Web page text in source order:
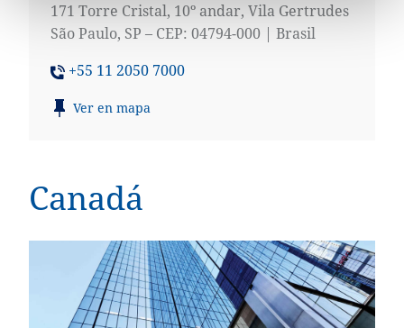
171 Torre Cristal, 10º andar, Vila Gertrudes
São Paulo, SP – CEP: 04794-000 | Brasil
+55 11 2050 7000
Ver en mapa
Canadá